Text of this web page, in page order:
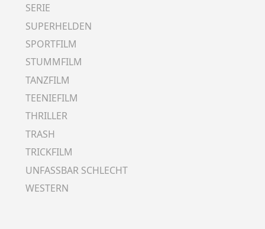
SERIE
SUPERHELDEN
SPORTFILM
STUMMFILM
TANZFILM
TEENIEFILM
THRILLER
TRASH
TRICKFILM
UNFASSBAR SCHLECHT
WESTERN